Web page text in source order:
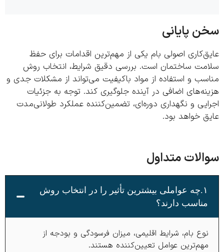
پایانی
اصولی بام یکی از مهم‌ترین اقدامات برای حفظ
ساختمان است. بررسی دقیق شرایط، انتخاب روش
و استفاده از مواد باکیفیت می‌تواند از مشکلات جدی و
اضافی در آینده جلوگیری کند. توجه به جزئیات
و نگهداری دوره‌ای، تضمین‌کننده عملکرد طولانی‌مدت
خواهد بود.
متداول
۱.چه عواملی بیشترین تأثیر را در انتخاب روش
مناسب دارند؟
بام، شرایط اقلیمی، میزان فرسودگی و بودجه از
عوامل تعیین‌کننده هستند.